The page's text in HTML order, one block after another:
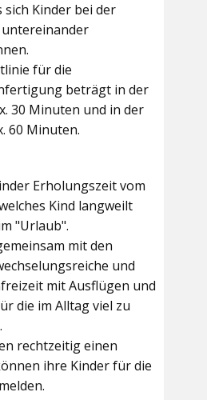
sich Kinder bei der
für die
beträgt in der
30 Minuten und in der
60 Minuten.
Erholungszeit vom
Kind langweilt
"Urlaub".
mit den
und
mit Ausflügen und
die im Alltag viel zu
rechtzeitig einen
ihre Kinder für die